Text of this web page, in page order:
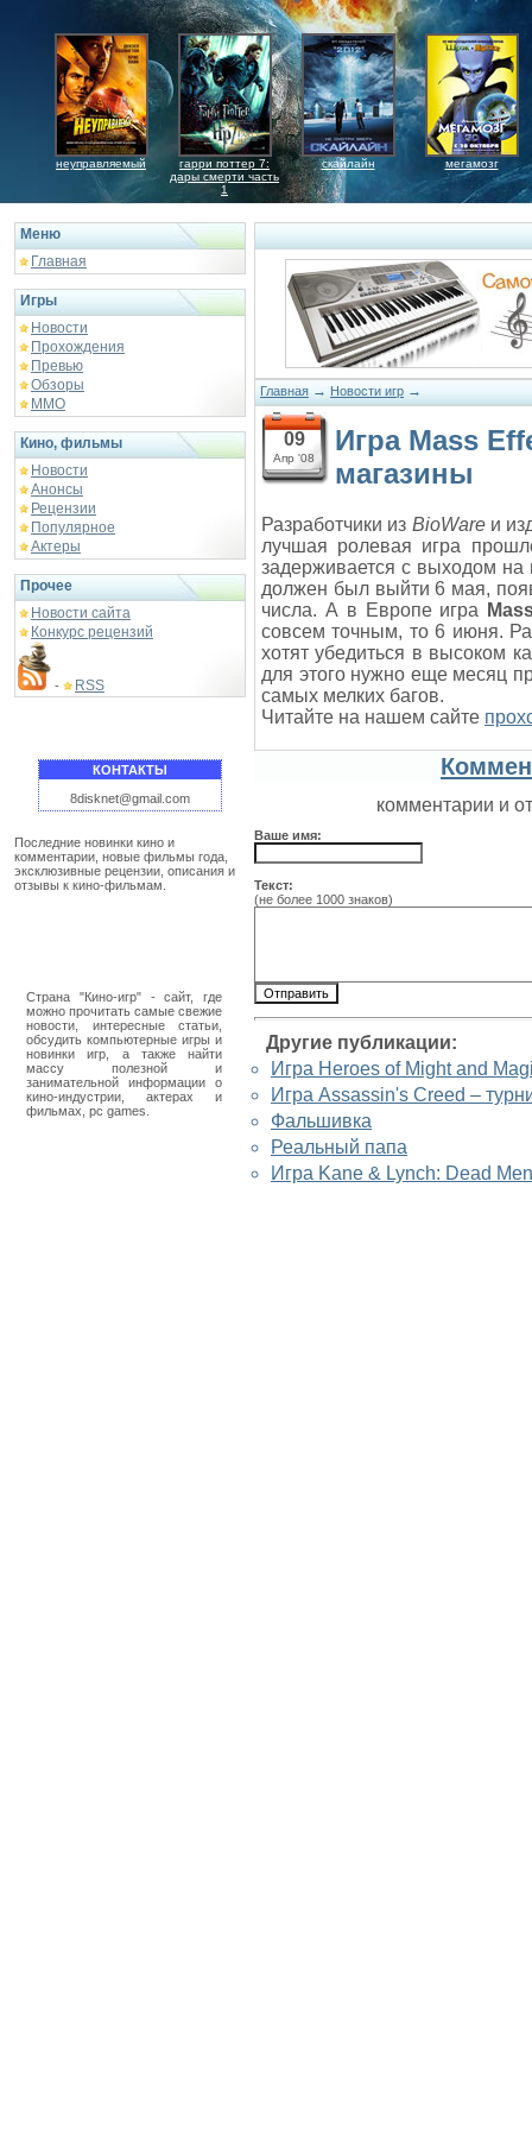
неуправляемый
гарри поттер 7:
дары смерти часть
1
скайлайн мегамозг
Меню
Главная
Игры
Новости
Прохождения
Превью
Обзоры
ММО
Кино, фильмы
Новости
Анонсы
Рецензии
Популярное
Актеры
Прочее
Новости сайта
Конкурс рецензий
- RSS
КОНТАКТЫ
8disknet@gmail.com
Последние новинки кино и
комментарии, новые фильмы года,
эксклюзивные рецензии, описания и
отзывы к кино-фильмам.
Страна "Кино-игр" - сайт, где
можно прочитать самые свежие
новости, интересные статьи,
обсудить компьютерные игры и
новинки игр, а также найти
массу полезной и
занимательной информации о
кино-индустрии, актерах и
фильмах, pc games.
Главная → Новости игр →
09
Апр '08
Игра Mass
магазины
Разработчики из BioWareи
лучшая ролевая игра
задерживается с выходом на
должен был выйти 6 мая,
числа. А в Европе игра
совсем точным, то 6 июня.
хотят убедиться в высоком
для этого нужно еще месяц
самых мелких багов.
Читайте на нашем сайте
комментарии и
Ваше имя:
Текст:
(не более 1000 знаков)
Другие публикации:
Игра Heroes of Might and
Игра Assassin's Creed –
Фальшивка
Реальный папа
Игра Kane & Lynch: Dead